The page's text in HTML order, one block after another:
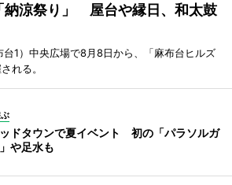
納涼祭り」 屋台や縁日、和太鼓
1）中央広場で8月8日から、「麻布台ヒルズ
れる。
ドタウンで夏イベント 初の「パラソルガ
や足水も